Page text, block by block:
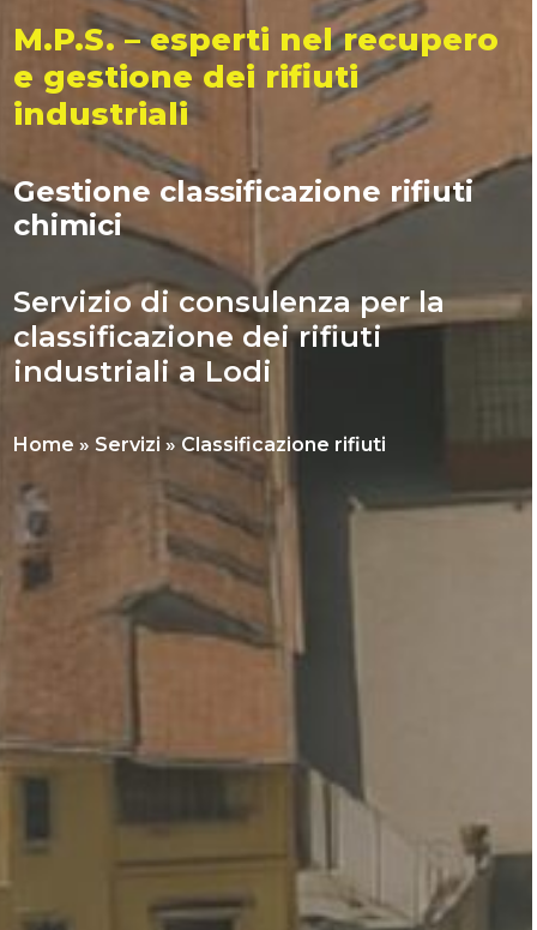
M.P.S. – esperti nel recupero
e gestione dei rifiuti
industriali
Gestione classificazione rifiuti
chimici
Servizio di consulenza per la
classificazione dei rifiuti
industriali a Lodi
Home » Servizi » Classificazione rifiuti